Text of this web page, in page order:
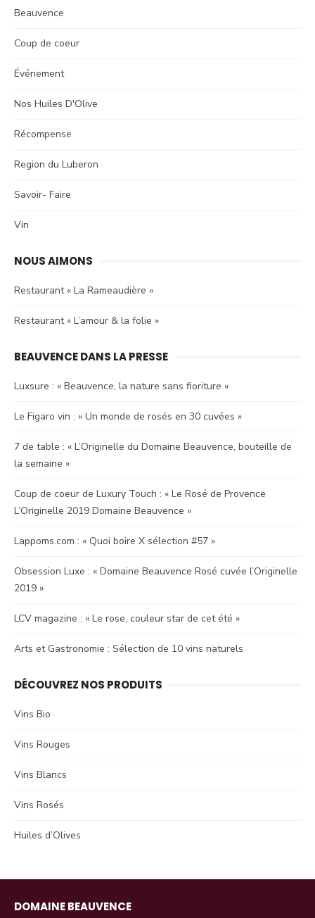
Beauvence
Coup de coeur
Événement
Nos Huiles D'Olive
Récompense
Region du Luberon
Savoir- Faire
Vin
NOUS AIMONS
Restaurant « La Rameaudière »
Restaurant « L’amour & la folie »
BEAUVENCE DANS LA PRESSE
Luxsure : « Beauvence, la nature sans fioriture »
Le Figaro vin : « Un monde de rosés en 30 cuvées »
7 de table : « L’Originelle du Domaine Beauvence, bouteille de
la semaine »
Coup de coeur de Luxury Touch : « Le Rosé de Provence
L’Originelle 2019 Domaine Beauvence »
Lappoms.com : « Quoi boire X sélection #57 »
Obsession Luxe : « Domaine Beauvence Rosé cuvée l’Originelle
2019 »
LCV magazine : « Le rose, couleur star de cet été »
Arts et Gastronomie : Sélection de 10 vins naturels
DÉCOUVREZ NOS PRODUITS
Vins Bio
Vins Rouges
Vins Blancs
Vins Rosés
Huiles d’Olives
DOMAINE BEAUVENCE